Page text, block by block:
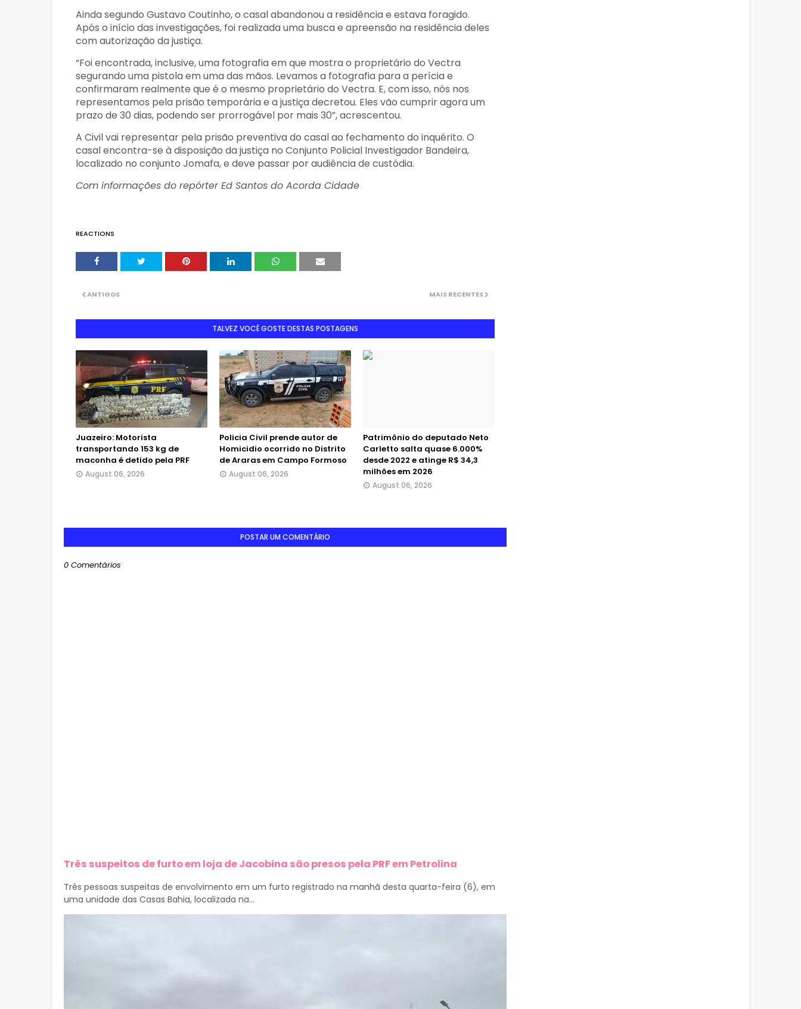
Ainda segundo Gustavo Coutinho, o casal abandonou a residência e estava foragido.
Após o início das investigações, foi realizada uma busca e apreensão na residência deles
com autorização da justiça.
“Foi encontrada, inclusive, uma fotografia em que mostra o proprietário do Vectra
segurando uma pistola em uma das mãos. Levamos a fotografia para a perícia e
confirmaram realmente que é o mesmo proprietário do Vectra. E, com isso, nós nos
representamos pela prisão temporária e a justiça decretou. Eles vão cumprir agora um
prazo de 30 dias, podendo ser prorrogável por mais 30”, acrescentou.
A Civil vai representar pela prisão preventiva do casal ao fechamento do inquérito. O
casal encontra-se à disposição da justiça no Conjunto Policial Investigador Bandeira,
localizado no conjunto Jomafa, e deve passar por audiência de custódia.
Com informações do repórter Ed Santos do Acorda Cidade
REACTIONS
MAIS RECENTES
ANTIGOS
TALVEZ VOCÊ GOSTE DESTAS POSTAGENS
Juazeiro: Motorista
transportando 153 kg de
maconha é detido pela PRF
August 06, 2026
Policia Civil prende autor de
Homicidio ocorrido no Distrito
de Araras em Campo Formoso
August 06, 2026
Patrimônio do deputado Neto
Carletto salta quase 6.000%
desde 2022 e atinge R$ 34,3
milhões em 2026
August 06, 2026
POSTAR UM COMENTÁRIO
0 Comentários
Três suspeitos de furto em loja de Jacobina são presos pela PRF em Petrolina
Três pessoas suspeitas de envolvimento em um furto registrado na manhã desta quarta-feira (6), em
uma unidade das Casas Bahia, localizada na...